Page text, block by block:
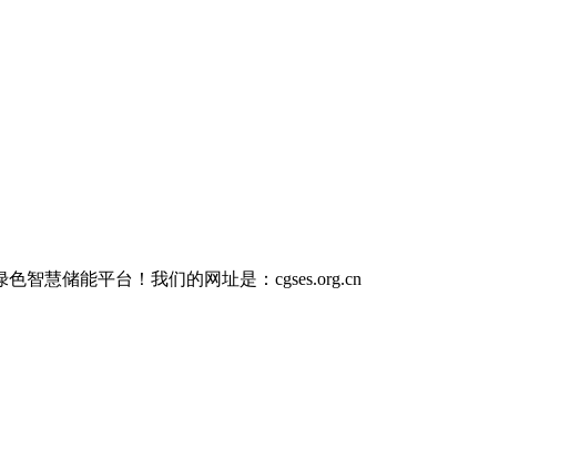
色智慧储能平台！我们的网址是：cgses.org.cn